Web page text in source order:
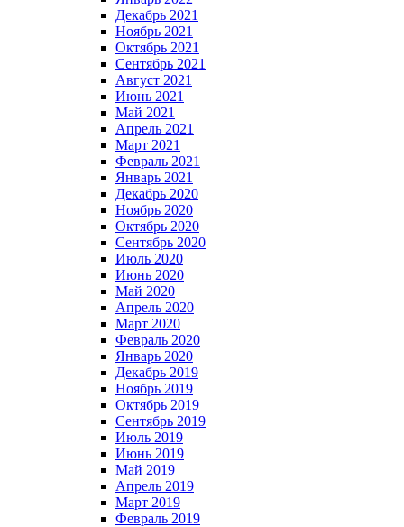
Декабрь 2021
Ноябрь 2021
Октябрь 2021
Сентябрь 2021
Август 2021
Июнь 2021
Май 2021
Апрель 2021
Март 2021
Февраль 2021
Январь 2021
Декабрь 2020
Ноябрь 2020
Октябрь 2020
Сентябрь 2020
Июль 2020
Июнь 2020
Май 2020
Апрель 2020
Март 2020
Февраль 2020
Январь 2020
Декабрь 2019
Ноябрь 2019
Октябрь 2019
Сентябрь 2019
Июль 2019
Июнь 2019
Май 2019
Апрель 2019
Март 2019
Февраль 2019